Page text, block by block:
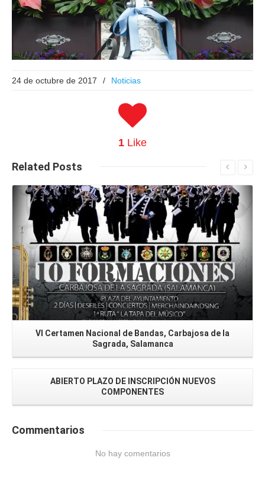
24 de octubre de 2017 / Noticias
1 Like
Related Posts
Seguir leyendo
VI Certamen Nacional de Bandas, Carbajosa de la
Sagrada, Salamanca
ABIERTO PLAZO DE INSCRIPCIÓN NUEVOS
COMPONENTES
Commentarios
No hay comentarios